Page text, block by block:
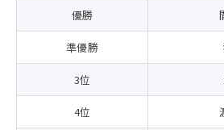
優勝
準優勝
3位
4位